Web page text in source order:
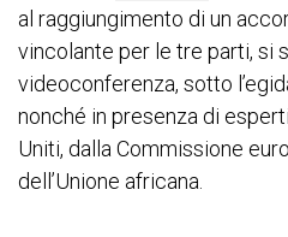
al raggiungimento di un
vincolante per le tre parti, si
videoconferenza, sotto
nonché in presenza di
Uniti, dalla Commissione
dell’Unione africana.